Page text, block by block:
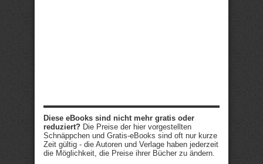
Diese eBooks sind nicht mehr gratis oder
reduziert? Die Preise der hier vorgestellten
Schnäppchen und Gratis-eBooks sind oft nur kurze
Zeit gültig - die Autoren und Verlage haben jederzeit
die Möglichkeit, die Preise ihrer Bücher zu ändern.